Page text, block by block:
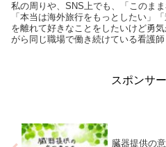
私の周りや、SNS上でも、「このま
「本当は海外旅行をもっとしたい」
を離れて好きなことをしたいけど勇
がら同じ職場で働き続けている看護
スポンサ
臓器提供の